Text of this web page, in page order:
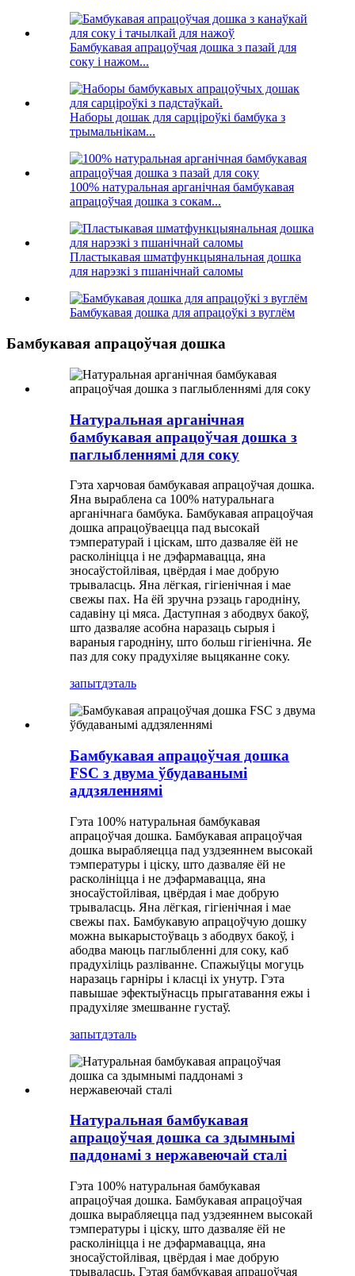
Бамбукавая апрацоўчая дошка з пазай для
соку і нажом...
Наборы дошак для сарціроўкі бамбука з
трымальнікам...
100% натуральная арганічная бамбукавая
апрацоўчая дошка з сокам...
Пластыкавая шматфункцыянальная дошка
для нарэзкі з пшанічнай саломы
Бамбукавая дошка для апрацоўкі з вуглём
Бамбукавая апрацоўчая дошка
Натуральная арганічная
бамбукавая апрацоўчая дошка з
паглыбленнямі для соку
Гэта харчовая бамбукавая апрацоўчая дошка.
Яна выраблена са 100% натуральнага
арганічнага бамбука. Бамбукавая апрацоўчая
дошка апрацоўваецца пад высокай
тэмпературай і ціскам, што дазваляе ёй не
расколініцца і не дэфармавацца, яна
зносаўстойлівая, цвёрдая і мае добрую
трываласць. Яна лёгкая, гігіенічная і мае
свежы пах. На ёй зручна рэзаць гародніну,
садавіну ці мяса. Даступная з абодвух бакоў,
што дазваляе асобна наразаць сырыя і
вараныя гародніну, што больш гігіенічна. Яе
паз для соку прадухіляе выцяканне соку.
запытдэталь
Бамбукавая апрацоўчая дошка
FSC з двума ўбудаванымі
аддзяленнямі
Гэта 100% натуральная бамбукавая
апрацоўчая дошка. Бамбукавая апрацоўчая
дошка вырабляецца пад уздзеяннем высокай
тэмпературы і ціску, што дазваляе ёй не
расколініцца і не дэфармавацца, яна
зносаўстойлівая, цвёрдая і мае добрую
трываласць. Яна лёгкая, гігіенічная і мае
свежы пах. Бамбукавую апрацоўчую дошку
можна выкарыстоўваць з абодвух бакоў, і
абодва маюць паглыбленні для соку, каб
прадухіліць разліванне. Спажыўцы могуць
наразаць гарніры і класці іх унутр. Гэта
павышае эфектыўнасць прыгатавання ежы і
прадухіляе змешванне густаў.
запытдэталь
Натуральная бамбукавая
апрацоўчая дошка са здымнымі
паддонамі з нержавеючай сталі
Гэта 100% натуральная бамбукавая
апрацоўчая дошка. Бамбукавая апрацоўчая
дошка вырабляецца пад уздзеяннем высокай
тэмпературы і ціску, што дазваляе ёй не
расколініцца і не дэфармавацца, яна
зносаўстойлівая, цвёрдая і мае добрую
трываласць. Гэтая бамбукавая апрацоўчая